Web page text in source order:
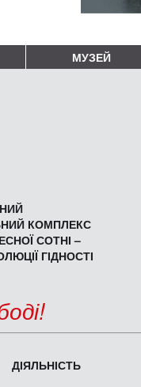
МУЗЕЙ
КОМПЛЕКС
СОТНІ –
ГІДНОСТІ
ДІЯЛЬНІСТЬ